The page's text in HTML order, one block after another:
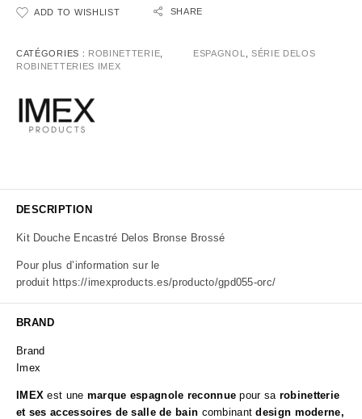
ADD TO WISHLIST SHARE
CATÉGORIES : ROBINETTERIE
ROBINETTERIES IMEX
ESPAGNOL SÉRIE DELOS
DESCRIPTION
Kit Douche Encastré Delos Bronse Brossé
Pour plus d’information sur le
produit https://imexproducts.es/producto/gpd055-orc/
BRAND
Brand
Imex
IMEX est une marque espagnole reconnue pour sa robinetterie
et ses accessoires de salle de bain combinantdesign moderne,